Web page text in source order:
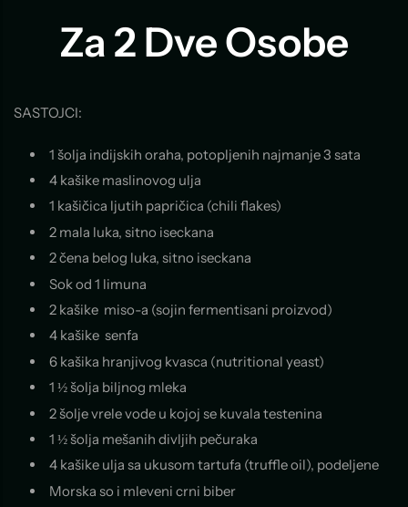
Za 2 Dve Osobe
SASTOJCI:
1 šolja indijskih oraha, potopljenih najmanje 3 sata
4 kašike maslinovog ulja
1 kašičica ljutih papričica (chili flakes)
2 mala luka, sitno iseckana
2 čena belog luka, sitno iseckana
Sok od 1 limuna
2 kašike miso-a (sojin fermentisani proizvod)
4 kašike senfa
6 kašika hranjivog kvasca (nutritional yeast)
1 ½ šolja biljnog mleka
2 šolje vrele vode u kojoj se kuvala testenina
1 ½ šolja mešanih divljih pečuraka
4 kašike ulja sa ukusom tartufa (truffle oil), podeljene
Morska so i mleveni crni biber